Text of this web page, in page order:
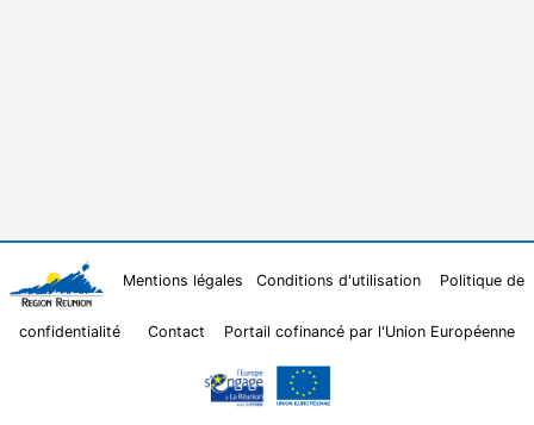
Mentions légales Conditions d'utilisation Politique de
confidentialité Contact Portail cofinancé par l'Union Européenne